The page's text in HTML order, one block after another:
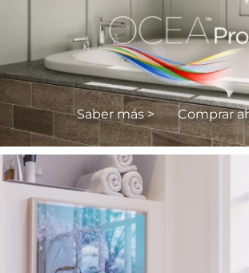
Saber más > Comprar